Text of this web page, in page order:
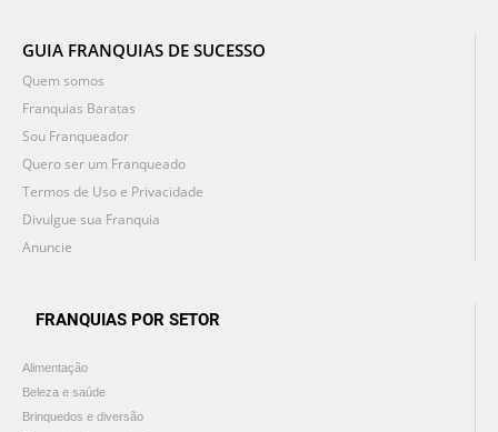
GUIA FRANQUIAS DE SUCESSO
Quem somos
Franquias Baratas
Sou Franqueador
Quero ser um Franqueado
Termos de Uso e Privacidade
Divulgue sua Franquia
Anuncie
FRANQUIAS POR SETOR
Alimentação
Beleza e saúde
Brinquedos e diversão